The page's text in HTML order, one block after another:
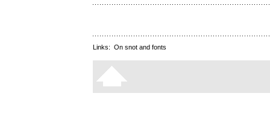
Links: On snot and fonts